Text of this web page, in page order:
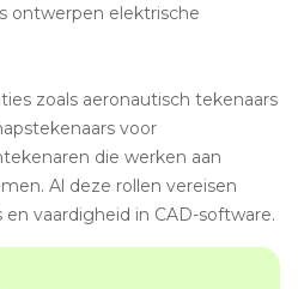
ontwerpen elektrische
zoals aeronautisch tekenaars
voor
die werken aan
Al deze rollen vereisen
vaardigheid in CAD-software.